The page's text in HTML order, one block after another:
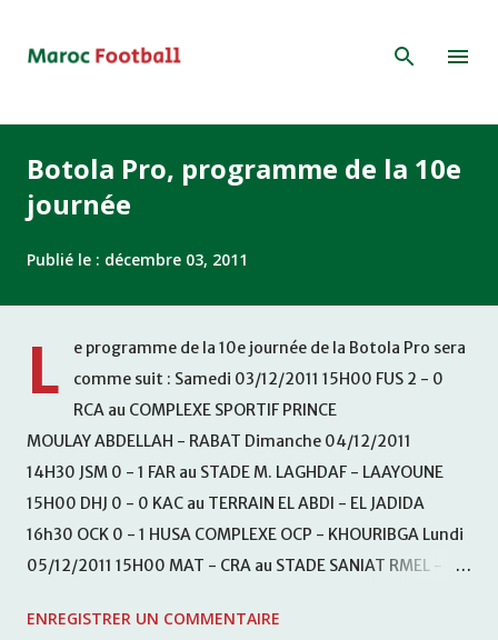
Botola Pro, programme de la 10e
journée
Publié le : décembre 03, 2011
L
e programme de la 10e journée de la Botola Pro sera
comme suit : Samedi 03/12/2011 15H00 FUS 2 - 0
RCA au COMPLEXE SPORTIF PRINCE
MOULAY ABDELLAH - RABAT Dimanche 04/12/2011
14H30 JSM 0 - 1 FAR au STADE M. LAGHDAF - LAAYOUNE
15H00 DHJ 0 - 0 KAC au TERRAIN EL ABDI - EL JADIDA
16h30 OCK 0 - 1 HUSA COMPLEXE OCP - KHOURIBGA Lundi
05/12/2011 15H00 MAT - CRA au STADE SANIAT RMEL -
KHEMISET Mardi 06/12/2011 15H00 WAF - OCS au
ENREGISTRER UN COMMENTAIRE